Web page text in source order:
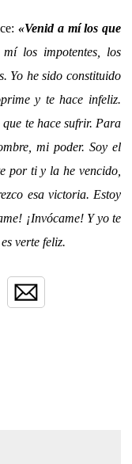
«Venid a mí los que
los impotentes, los
Yo he sido constituido
y te hace infeliz.
te hace sufrir. Para
mi poder. Soy el
por ti y la he vencido,
esa victoria. Estoy
¡Invócame! Y yo te
verte feliz.